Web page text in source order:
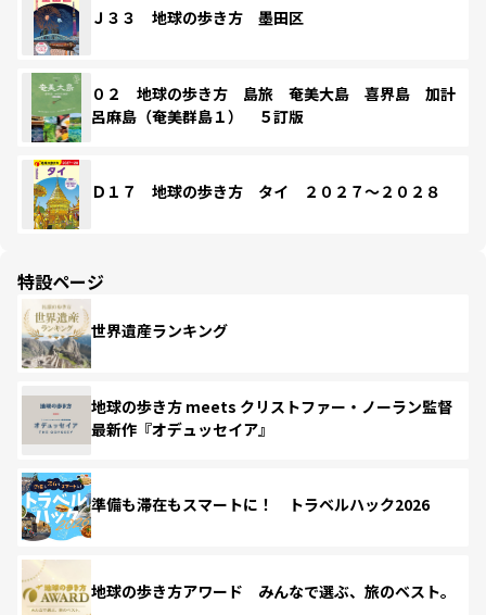
Ｊ３３ 地球の歩き方 墨田区
０２ 地球の歩き方 島旅 奄美大島 喜界島 加計
呂麻島（奄美群島１） ５訂版
Ｄ１７ 地球の歩き方 タイ ２０２７～２０２８
特設ページ
世界遺産ランキング
地球の歩き方 meets クリストファー・ノーラン監督
最新作『オデュッセイア』
準備も滞在もスマートに！ トラベルハック2026
地球の歩き方アワード みんなで選ぶ、旅のベスト。